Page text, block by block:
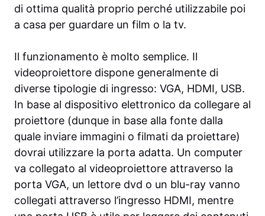
di ottima qualità proprio perché utilizzabile poi
a casa per guardare un film o la tv.
Il funzionamento è molto semplice. Il
videoproiettore dispone generalmente di
diverse tipologie di ingresso: VGA, HDMI, USB.
In base al dispositivo elettronico da collegare al
proiettore (dunque in base alla fonte dalla
quale inviare immagini o filmati da proiettare)
dovrai utilizzare la porta adatta. Un computer
va collegato al videoproiettore attraverso la
porta VGA, un lettore dvd o un blu-ray vanno
collegati attraverso l’ingresso HDMI, mentre